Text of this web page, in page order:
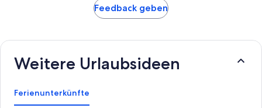
Feedback geben
Weitere Urlaubsideen
Ferienunterkünfte